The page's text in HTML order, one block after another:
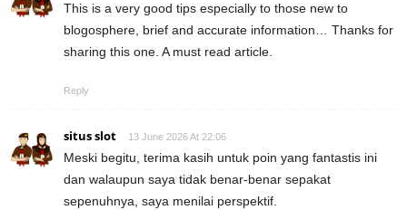
This is a very good tips especially to those new to
blogosphere, brief and accurate information… Thanks for
sharing this one. A must read article.
Reply
situs slot 13 June 2026 At 22:06
Meski begitu, terima kasih untuk poin yang fantastis ini
dan walaupun saya tidak benar-benar sepakat
sepenuhnya, saya menilai perspektif.